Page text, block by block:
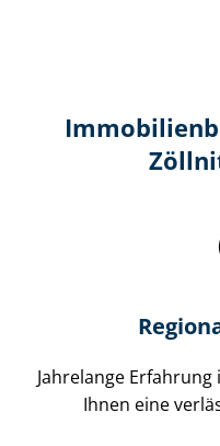
Jahrelange
Ihnen eine